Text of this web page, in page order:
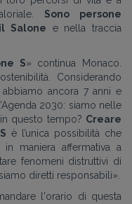
Sono persone
Salone e nella traccia
S» continua Monaco.
Considerando
ancora 7 anni e
2030: siamo nelle
questo tempo? Creare
è l’unica possibilità che
maniera affermativa a
fenomeni distruttivi di
diretti responsabili».
l'orario di questa